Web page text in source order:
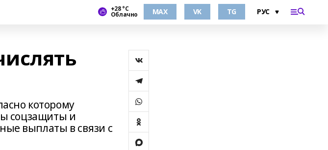
+28 °С
Облачно MAX VK TG
которому
соцзащиты и
выплаты в связи с